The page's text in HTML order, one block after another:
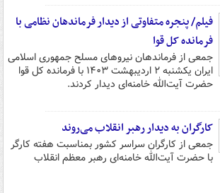
فیلم/ پنجره متفاوتی از دیدار فرماندهان نظامی با
فرمانده کل قوا
جمعی از فرماندهان نیروهای مسلح جمهوری اسلامی
ایران یکشنبه ۲ اردیبهشت ۱۴۰۳ با فرمانده کل قوا
حضرت آیت‌الله خامنه‌ای دیدار کردند.
کارگران به دیدار رهبر انقلاب می‌روند ‌
جمعی از کارگران سراسر کشور بمناسبت هفته کارگر
با حضرت آیت‌الله خامنه‌ای رهبر معظم انقلاب